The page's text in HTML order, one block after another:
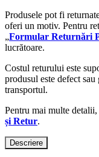
Produsele pot fi
oferi un motiv. Pentru
„Formular Returnări
lucrătoare.
Costul returului este
produsul este defect
transportul.
Pentru mai multe
și Retur.
Descriere